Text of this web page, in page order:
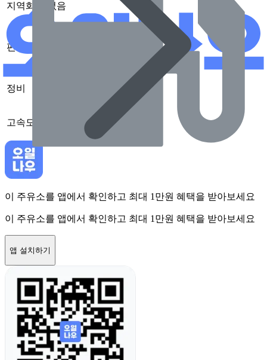
지역화폐 없음
편의점
정비
고속도로
이 주유소를 앱에서 확인하고 최대 1만원 혜택을 받아보세요
이 주유소를 앱에서 확인하고 최대 1만원 혜택을 받아보세요
앱 설치하기